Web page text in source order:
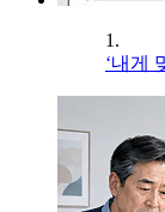
1.
‘내게